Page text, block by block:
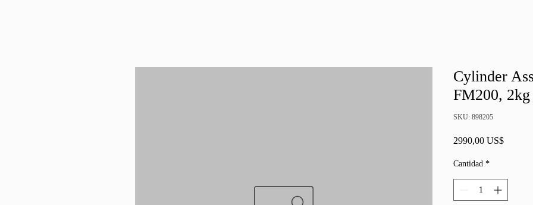
Cylinder
FM200, 2kg
SKU: 898205
2990,00 US$Precio
Cantidad *